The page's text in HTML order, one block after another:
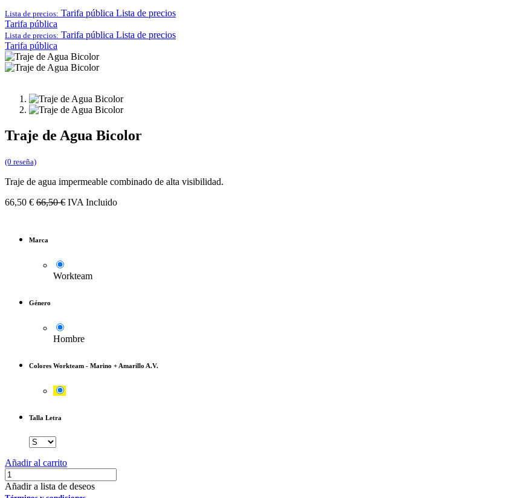
Lista de precios: Tarifa pública Lista de precios
Tarifa pública
Lista de precios: Tarifa pública Lista de precios
Tarifa pública
Traje de Agua Bicolor
(0 reseña)
Traje de agua impermeable combinado de alta visibilidad.
66,50 € 66,50€ IVA Incluido
Marca
Workteam
Género
Hombre
Colores Workteam - Marino + Amarillo A.V.
Talla Letra
Añadir al carrito
Añadir a lista de deseos